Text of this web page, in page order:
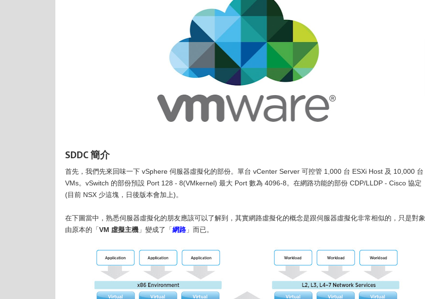
SDDC 簡介
首先，我們先來回味一下 vSphere 伺服器虛擬化的部份。單台 vCenter Server 可控管 1,000 台 ESXi Host 及 10,000 台
VMs。vSwitch 的部份預設 Port 128 - 8(VMkernel) 最大 Port 數為 4096-8。在網路功能的部份 CDP/LLDP - Cisco 協定
(目前 NSX 少這塊，日後版本會加上)。
在下圖當中，熟悉伺服器虛擬化的朋友應該可以了解到，其實網路虛擬化的概念是跟伺服器虛擬化非常相似的，只是對象
由原本的「VM 虛擬主機 」變成了「網路 」而已。